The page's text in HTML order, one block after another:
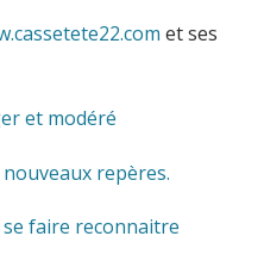
et ses
et modéré
repères.
faire reconnaitre